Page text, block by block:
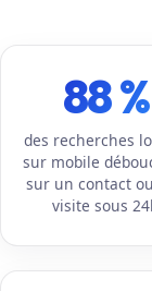
88 %
des recherches
sur mobile
sur un contact
visite sous